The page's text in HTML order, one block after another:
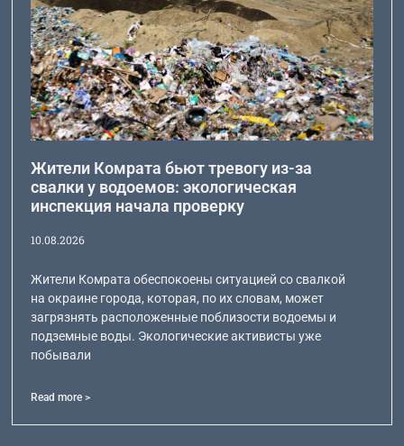
Жители Комрата бьют тревогу из-за
свалки у водоемов: экологическая
инспекция начала проверку
10.08.2026
Жители Комрата обеспокоены ситуацией со свалкой
на окраине города, которая, по их словам, может
загрязнять расположенные поблизости водоемы и
подземные воды. Экологические активисты уже
побывали
Read more >